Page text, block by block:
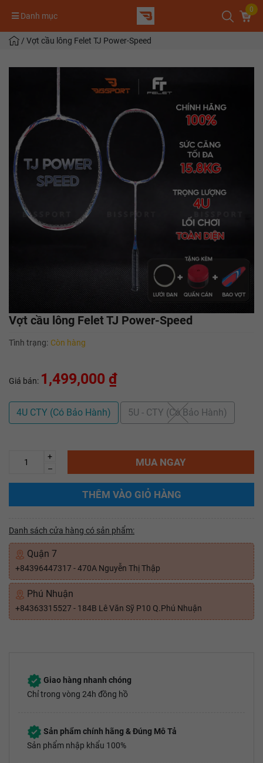
Danh mục
0
/ Vợt cầu lông Felet TJ Power-Speed
Vợt cầu lông Felet TJ Power-Speed
Tình trạng: Còn hàng
Giá bán: 1,499,000 ₫
4U CTY (Có Bảo Hành) 5U - CTY (Có Bảo Hành)
+
–
MUA NGAY
THÊM VÀO GIỎ HÀNG
Danh sách cửa hàng có sản phẩm:
Quận 7
+84396447317 - 470A Nguyễn Thị Thập
Phú Nhuận
+84363315527 - 184B Lê Văn Sỹ P10 Q.Phú Nhuận
Giao hàng nhanh chóng
Chỉ trong vòng 24h đồng hồ
Sản phẩm chính hãng & Đúng Mô Tả
Sản phẩm nhập khẩu 100%